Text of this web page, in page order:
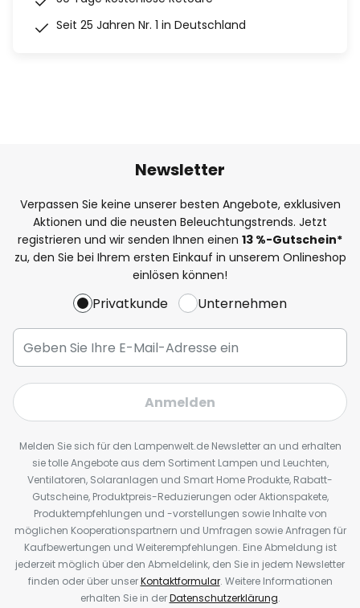
Seit 25 Jahren Nr. 1 in Deutschland
Newsletter
Verpassen Sie keine unserer besten Angebote, exklusiven
Aktionen und die neusten Beleuchtungstrends. Jetzt
registrieren und wir senden Ihnen einen 13 %-Gutschein*
zu, den Sie bei Ihrem ersten Einkauf in unserem Onlineshop
einlösen können!
Privatkunde Unternehmen
Anmelden
Melden Sie sich für den Lampenwelt.de Newsletter an und erhalten
sie tolle Angebote aus dem Sortiment Lampen und Leuchten,
Ventilatoren, Solaranlagen und Smart Home Produkte, Rabatt-
Gutscheine, Produktpreis-Reduzierungen oder Aktionspakete,
Produktempfehlungen und -vorstellungen sowie Inhalte von
möglichen Kooperationspartnern und Umfragen sowie Anfragen für
Kaufbewertungen und Weiterempfehlungen. Eine Abmeldung ist
jederzeit möglich über den Abmeldelink, den Sie in jedem Newsletter
finden oder über unserKontaktformular. Weitere Informationen
erhalten Sie in derDatenschutzerklärung.